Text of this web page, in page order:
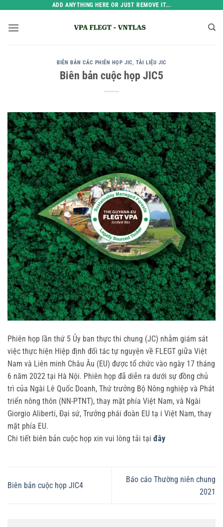
nội
ADD ANYTHING HERE OR JUST REMOVE IT...
BIÊN BẢN CÁC PHIÊN HỌP JIC, TÀI LIỆU JIC
Biên bản cuộc họp JIC5
Phiên họp lần thứ 5 Ủy ban thực thi chung (JC) nhằm giám sát
việc thực hiện Hiệp định đối tác tự nguyện về FLEGT giữa Việt
Nam và Liên minh Châu Âu (EU) được tổ chức vào ngày 17 tháng
6 năm 2022 tại Hà Nội. Phiên họp đã diễn ra dưới sự đồng chủ
trì của Ngài Lê Quốc Doanh, Thứ trưởng Bộ Nông nghiệp và Phát
triển nông thôn (NN-PTNT), thay mặt phía Việt Nam, và Ngài
Giorgio Aliberti, Đại sứ, Trưởng phái đoàn EU tạ i Việt Nam, thay
mặt phía EU.
Chi tiết biên bản cuộc họp xin vui lòng tải tại đây
Biên bản cuộc họp JIC4
Báo cáo Thường niên chung
2021